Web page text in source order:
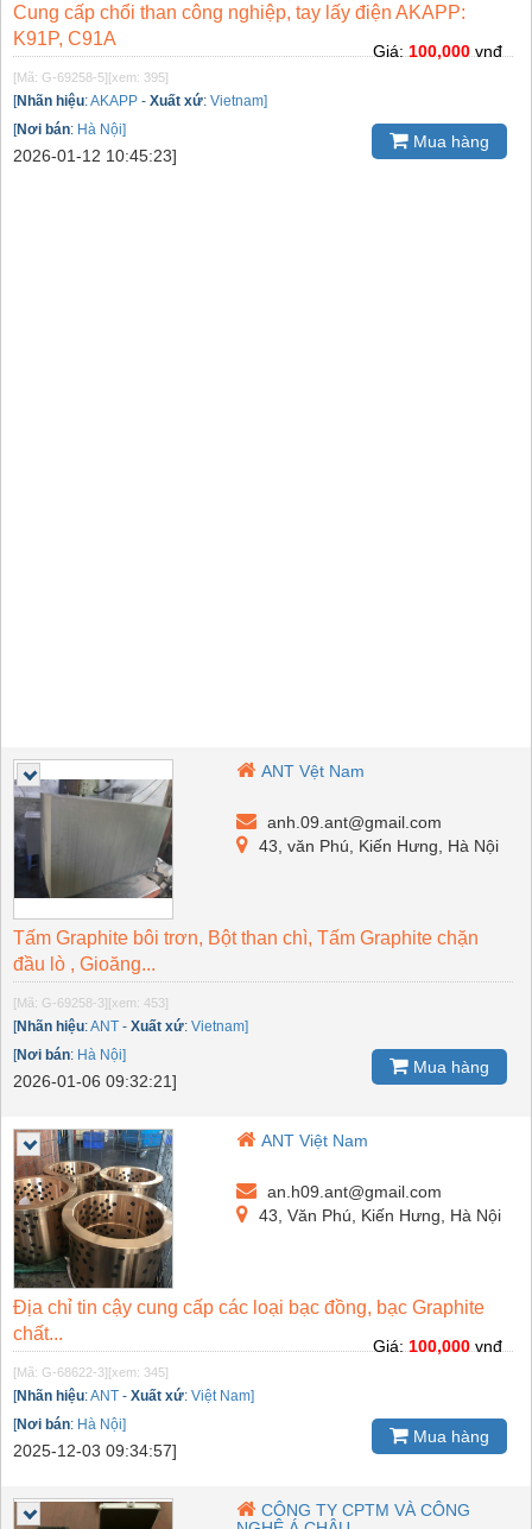
Cung cấp chổi than công nghiệp, tay lấy điện AKAPP:
K91P, C91A
[Mã: G-69258-5][xem: 395]
[Nhãn hiệu:AKAPP - Xuất xứ: Vietnam]
[Nơi bán: Hà Nội]
2026-01-12 10:45:23]
Giá: 100,000 vnđ
Mua hàng
ANT Vệt Nam
anh.09.ant@gmail.com
43, văn Phú, Kiến Hưng, Hà Nội
Tấm Graphite bôi trơn, Bột than chì, Tấm Graphite chặn
đầu lò , Gioăng...
[Mã: G-69258-3][xem: 453]
[Nhãn hiệu:ANT - Xuất xứ: Vietnam]
[Nơi bán: Hà Nội]
2026-01-06 09:32:21]
Mua hàng
ANT Việt Nam
an.h09.ant@gmail.com
43, Văn Phú, Kiến Hưng, Hà Nội
Địa chỉ tin cậy cung cấp các loại bạc đồng, bạc Graphite
chất...
[Mã: G-68622-3][xem: 345]
[Nhãn hiệu:ANT - Xuất xứ: Việt Nam]
[Nơi bán: Hà Nội]
2025-12-03 09:34:57]
Giá: 100,000 vnđ
Mua hàng
CÔNG TY CPTM VÀ CÔNG